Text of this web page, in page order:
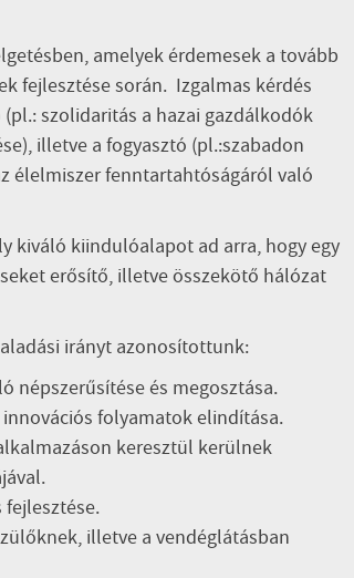
amelyek érdemesek a tovább
fejlesztése során. Izgalmas kérdés
szolidaritás a hazai gazdálkodók
illetve a fogyasztó (pl.:szabadon
élelmiszer fenntartahtóságáról való
kiváló kiindulóalapot ad arra, hogy egy
erősítő, illetve összekötő hálózat
irányt azonosítottunk:
népszerűsítése és megosztása.
folyamatok elindítása.
keresztül kerülnek
illetve a vendéglátásban